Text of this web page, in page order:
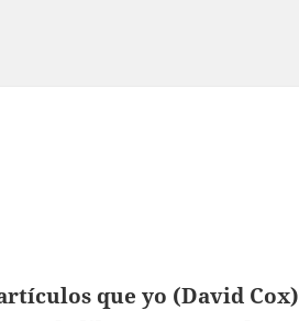
que yo (David Cox)